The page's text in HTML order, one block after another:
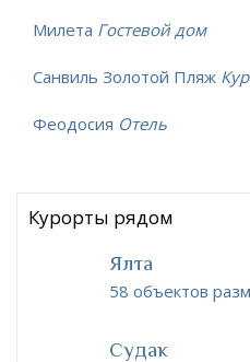
Милета Гостевой дом
Санвиль Золотой Пляж
Феодосия Отель
Курорты рядом
Ялта
58 объектов
Судак